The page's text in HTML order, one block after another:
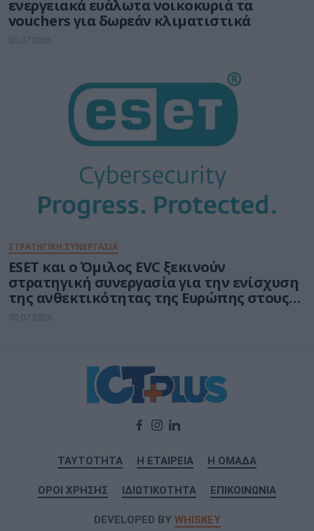
ενεργειακά ευάλωτα νοικοκυριά τα
vouchers για δωρεάν κλιματιστικά
30.07.2026
ΣΤΡΑΤΗΓΙΚΗ ΣΥΝΕΡΓΑΣΙΑ
ESET και ο Όμιλος EVC ξεκινούν
στρατηγική συνεργασία για την ενίσχυση
της ανθεκτικότητας της Ευρώπης στους
τομείς κυβερνοασφάλειας και ενέργειας
30.07.2026
ΤΑΥΤΟΤΗΤΑ Η ΕΤΑΙΡΕΙΑ Η ΟΜΑΔΑ
ΟΡΟΙ ΧΡΗΣΗΣ ΙΔΙΩΤΙΚΟΤΗΤΑ ΕΠΙΚΟΙΝΩΝΙΑ
DEVELOPED BY WHISKEY